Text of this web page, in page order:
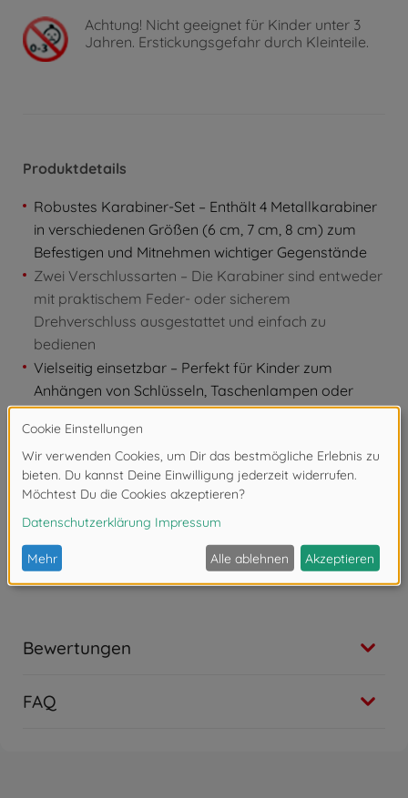
Achtung! Nicht geeignet für Kinder unter 3
Jahren. Erstickungsgefahr durch Kleinteile.
Produktdetails
Robustes Karabiner-Set – Enthält 4 Metallkarabiner
in verschiedenen Größen (6 cm, 7 cm, 8 cm) zum
Befestigen und Mitnehmen wichtiger Gegenstände
Zwei Verschlussarten – Die Karabiner sind entweder
mit praktischem Feder- oder sicherem
Drehverschluss ausgestattet und einfach zu
bedienen
Vielseitig einsetzbar – Perfekt für Kinder zum
Anhängen von Schlüsseln, Taschenlampen oder
Forscher-Zubehör auf Entdeckungstour
Praktisches Outdoor-Zubehör – Ideal als Ergänzung
für Scout Abenteuer-Spielzeuge oder kleine
Naturforscher-Ausrüstungen
Simba - Elefantenstarker Spielspaß! Im Zentrum der
Produktentwicklung steht die Begeisterung der
Kinder. Für Jungen und Mädchen, Klein und Groß.
Kinder sollen Spaß haben und gefördert werden
Bewertungen
FAQ